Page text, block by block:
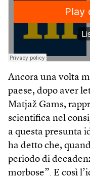
Ancora una volta
paese, dopo aver
Matjaž Gams,
scientifica nel
a questa presunta
ha detto che,
periodo di
morbose”. E così